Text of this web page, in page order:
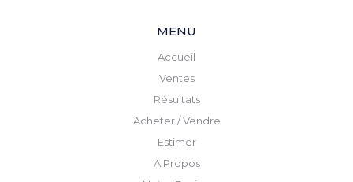
MENU
Accueil
Ventes
Résultats
Acheter / Vendre
Estimer
A Propos